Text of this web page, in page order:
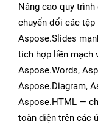
Nâng cao quy
chuyển đổi các tệp
Aspose.Slides
tích hợp liền mạch
Aspose.Words,
Aspose.Diagram,
Aspose.HTML —
toàn diện trên các